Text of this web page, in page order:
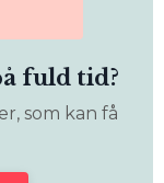
fuld tid?
som kan få